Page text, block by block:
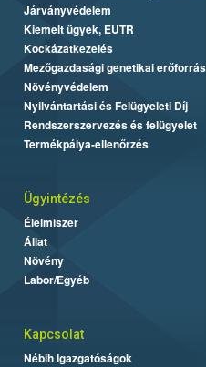
Járványvédelem
Kiemelt ügyek, EUTR
Kockázatkezelés
Mezőgazdasági genetikai
Növényvédelem
Nyilvántartási és Felügyeleti Díj
Rendszerszervezés és felügyelet
Termékpálya-ellenőrzés
Ügyintézés
Élelmiszer
Állat
Növény
Labor/Egyéb
Kapcsolat
Nébih Igazgatóságok